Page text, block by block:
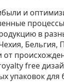
и
в
Бельгия,
от
free
упаковок